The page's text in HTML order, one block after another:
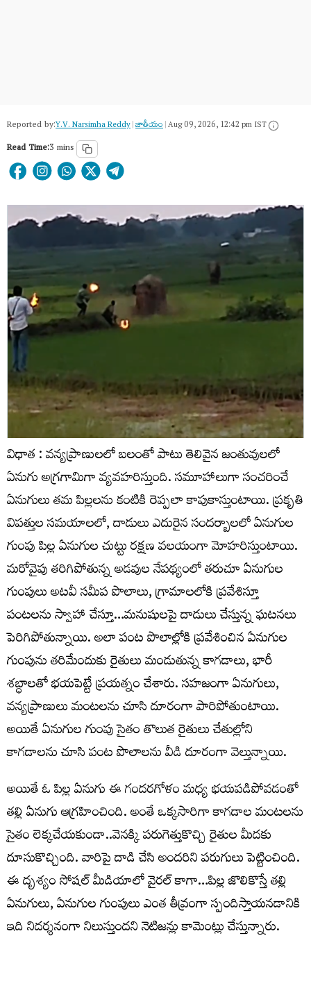
Reported by:Y.V. Narsimha Reddy|జాతీయం|Aug 09, 2026, 12:42 pm IST
Read Time:3 mins
విధాత : వన్యప్రాణులలో బలంతో పాటు తెలివైన జంతువులలో
ఏనుగు అగ్రగామిగా వ్యవహరిస్తుంది. సమూహాలుగా సంచరించే
ఏనుగులు తమ పిల్లలను కంటికి రెప్పలా కాపుకాస్తుంటాయి. ప్రకృతి
విపత్తుల సమయాలలో, దాడులు ఎదురైన సందర్బాలలో ఏనుగుల
గుంపు పిల్ల ఏనుగుల చుట్టు రక్షణ వలయంగా మోహరిస్తుంటాయి.
మరోవైపు తరిగిపోతున్న అడవుల నేపథ్యంలో తరుచూ ఏనుగుల
గుంపులు అటవీ సమీప పొలాలు, గ్రామాలలోకి ప్రవేశిస్తూ
పంటలను స్వాహా చేస్తూ…మనుషులపై దాడులు చేస్తున్న ఘటనలు
పెరిగిపోతున్నాయి. అలా పంట పొలాల్లోకి ప్రవేశించిన ఏనుగుల
గుంపును తరిమేందుకు రైతులు మండుతున్న కాగడాలు, భారీ
శబ్ధాలతో భయపెట్టే ప్రయత్నం చేశారు. సహజంగా ఏనుగులు,
వన్యప్రాణులు మంటలను చూసి దూరంగా పారిపోతుంటాయి.
అయితే ఏనుగుల గుంపు సైతం తొలుత రైతులు చేతుల్లోని
కాగడాలను చూసి పంట పొలాలను వీడి దూరంగా వెల్తున్నాయి.
అయితే ఓ పిల్ల ఏనుగు ఈ గందరగోళం మధ్య భయపడిపోవడంతో
తల్లి ఏనుగు ఆగ్రహించింది. అంతే ఒక్కసారిగా కాగడాల మంటలను
సైతం లెక్కచేయకుండా..వెనక్కి పరుగెత్తుకొచ్చి రైతుల మీదకు
దూసుకొచ్చింది. వారిపై దాడి చేసి అందరిని పరుగులు పెట్టించింది.
ఈ దృశ్యం సోషల్ మీడియాలో వైరల్ కాగా…పిల్ల జొలికొస్తే తల్లి
ఏనుగులు, ఏనుగుల గుంపులు ఎంత తీవ్రంగా స్పందిస్తాయనడానికి
ఇది నిదర్శనంగా నిలుస్తుందని నెటిజన్లు కామెంట్లు చేస్తున్నారు.